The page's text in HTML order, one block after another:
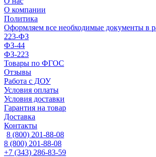
О компании
Политика
Оформляем все необходимые документы в
223-ФЗ
ФЗ-44
ФЗ-223
Товары по ФГОС
Отзывы
Работа с ДОУ
Условия оплаты
Условия доставки
Гарантия на товар
Доставка
Контакты
8 (800) 201-88-08
8 (800) 201-88-08
+7 (343) 286-83-59